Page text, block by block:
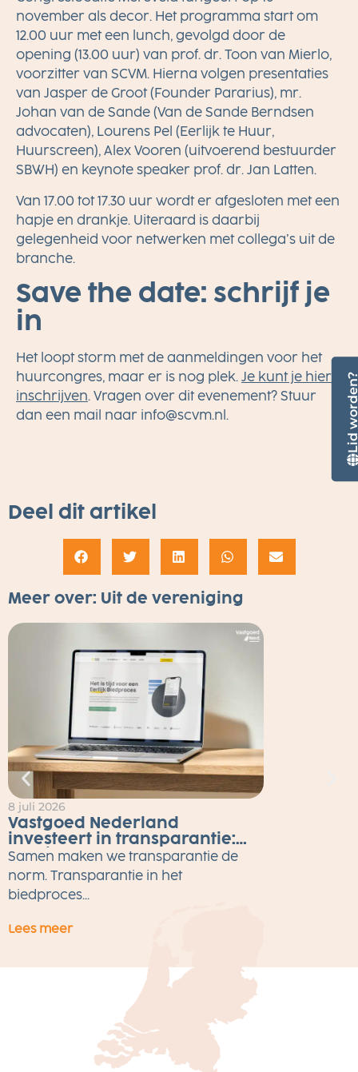
november als decor. Het programma start om
12.00 uur met een lunch, gevolgd door de
opening (13.00 uur) van prof. dr. Toon van Mierlo,
voorzitter van SCVM. Hierna volgen presentaties
van Jasper de Groot (Founder Pararius), mr.
Johan van de Sande (Van de Sande Berndsen
advocaten), Lourens Pel (Eerlijk te Huur,
Huurscreen), Alex Vooren (uitvoerend bestuurder
SBWH) en keynote speaker prof. dr. Jan Latten.
Van 17.00 tot 17.30 uur wordt er afgesloten met een
hapje en drankje. Uiteraard is daarbij
gelegenheid voor netwerken met collega’s uit de
branche.
Save the date: schrijf je
in
Het loopt storm met de aanmeldingen voor het
huurcongres, maar er is nog plek. Je kunt je hier
inschrijven. Vragen over dit evenement? Stuur
dan een mail naar ln.mvcs@ofni .
Deel dit artikel
Meer over: Uit de vereniging
8 juli 2026
Vastgoed Nederland
investeert in transparantie:
Eerlijk Bieden tot eind 2026
gratis voor alle makelaars
Samen maken we transparantie de
norm. Transparantie in het
biedproces...
Lees meer
Lid